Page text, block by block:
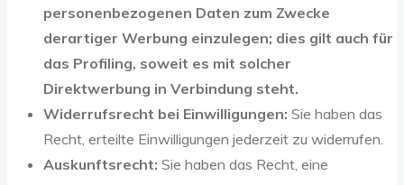
personenbezogenen Daten zum Zwecke
derartiger Werbung einzulegen; dies gilt auch für
das Profiling, soweit es mit solcher
Direktwerbung in Verbindung steht.
Widerrufsrecht bei Einwilligungen: Sie haben das
Recht, erteilte Einwilligungen jederzeit zu widerrufen.
Auskunftsrecht: Sie haben das Recht, eine